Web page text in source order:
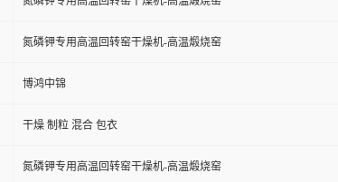
氮磷钾专用高温回转窑干燥机-高温煅烧窑
博鸿中锦
干燥 制粒 混合 包衣
氮磷钾专用高温回转窑干燥机-高温煅烧窑